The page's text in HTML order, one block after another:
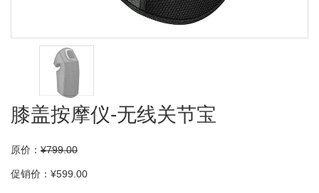
膝盖按摩仪-无线关节宝
原价： ¥799.00
促销价：¥599.00